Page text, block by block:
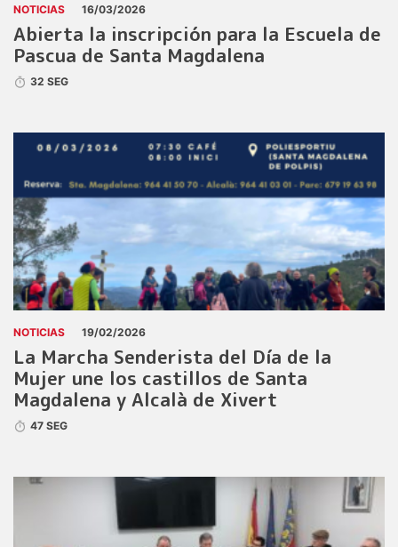
NOTICIAS 16/03/2026
Abierta la inscripción para la Escuela de
Pascua de Santa Magdalena
32 SEG
NOTICIAS 19/02/2026
La Marcha Senderista del Día de la
Mujer une los castillos de Santa
Magdalena y Alcalà de Xivert
47 SEG